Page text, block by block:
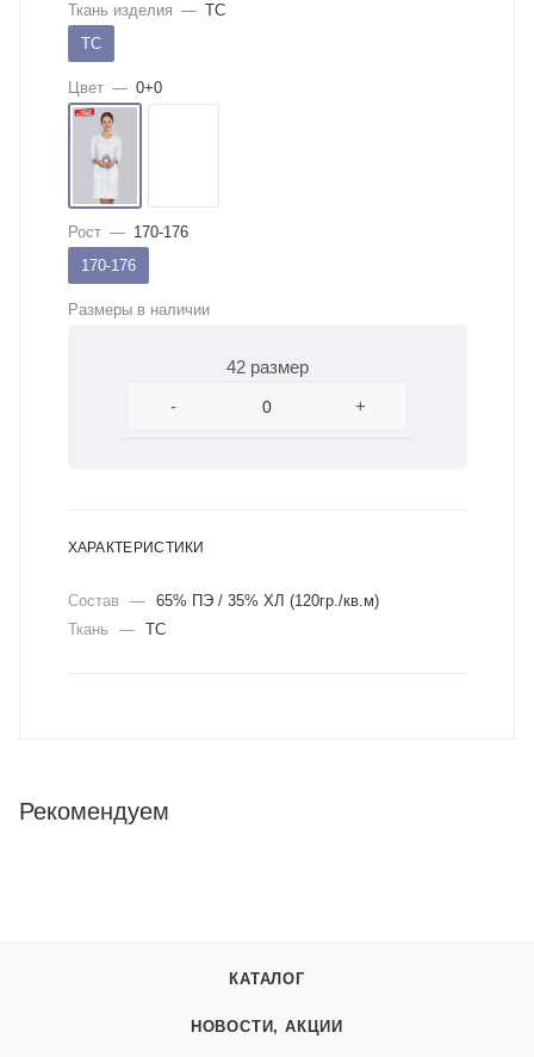
Ткань изделия — ТС
ТС
Цвет — 0+0
Рост — 170-176
170-176
Размеры в наличии
42 размер
-
+
ХАРАКТЕРИСТИКИ
Состав —
65% ПЭ / 35% ХЛ (120гр./кв.м)
Ткань
— ТС
Рекомендуем
КАТАЛОГ
НОВОСТИ, АКЦИИ